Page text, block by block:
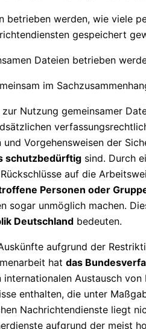
betrieben werden, wie viele
gespeichert
Dateien betrieben
im
Nutzung gemeinsamer
Vorgehensweisen der
schutzbedürftig sind. Durch
auf die
Personen oder
sogar unmöglich machen.
Deutschland bedeuten.
aufgrund der
hat das
internationalen Austausch
enthalten, die unter
Nachrichtendienste liegt
aufgrund der meist